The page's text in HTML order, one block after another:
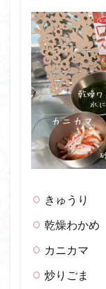
きゅうり
乾燥わか
カニカマ
炒りご